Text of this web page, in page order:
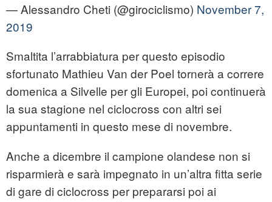
— Alessandro Cheti (@girociclismo) November 7,
2019
Smaltita l’arrabbiatura per questo episodio
sfortunato Mathieu Van der Poel tornerà a correre
domenica a Silvelle per gli Europei, poi continuerà
la sua stagione nel ciclocross con altri sei
appuntamenti in questo mese di novembre.
Anche a dicembre il campione olandese non si
risparmierà e sarà impegnato in un’altra fitta serie
di gare di ciclocross per prepararsi poi ai